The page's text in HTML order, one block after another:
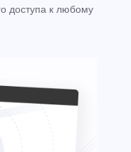
доступа к любому